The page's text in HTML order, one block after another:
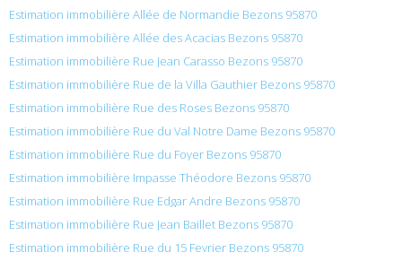
Estimation immobilière Allée de Normandie Bezons 95870
Estimation immobilière Allée des Acacias Bezons 95870
Estimation immobilière Rue Jean Carasso Bezons 95870
Estimation immobilière Rue de la Villa Gauthier Bezons 95870
Estimation immobilière Rue des Roses Bezons 95870
Estimation immobilière Rue du Val Notre Dame Bezons 95870
Estimation immobilière Rue du Foyer Bezons 95870
Estimation immobilière Impasse Théodore Bezons 95870
Estimation immobilière Rue Edgar Andre Bezons 95870
Estimation immobilière Rue Jean Baillet Bezons 95870
Estimation immobilière Rue du 15 Fevrier Bezons 95870